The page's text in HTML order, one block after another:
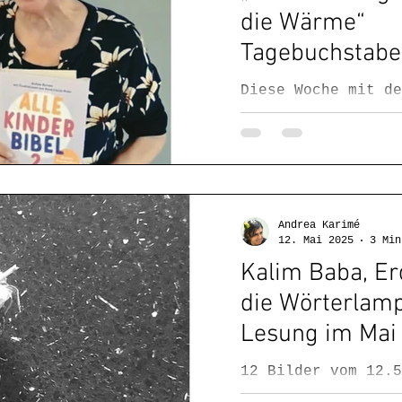
flimmern. Mein
Master-Piece von
in dem ich mich auf
Vergnüglichste
die Wärme“
Diese Woche mit
Geschichtentopf,
Freude
Kinder-Bibel 1
Bulgur mag), mit
klugen tragenden
Walter Benjamin,
Dichterin, die aus
Dutzend Koffern
natürlich mit dem
Kalim Baba,
die
Lesung im Mai
12 Bilder vom
Bild-Einblicken
Andrea Karimé
12. Mai 2025
3